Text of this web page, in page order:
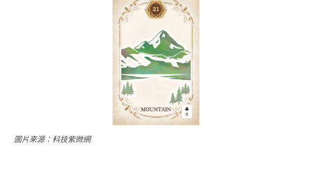
圖片來源：科技紫微網